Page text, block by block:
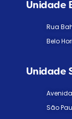
Unidade
Rua
Belo
Unidade
São